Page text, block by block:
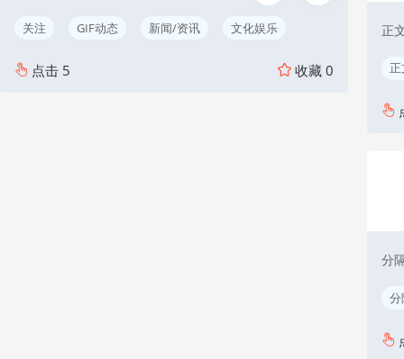
关注 GIF动态 新闻/资讯 文化娱乐
点击 5 收藏 0
正
正
分
分